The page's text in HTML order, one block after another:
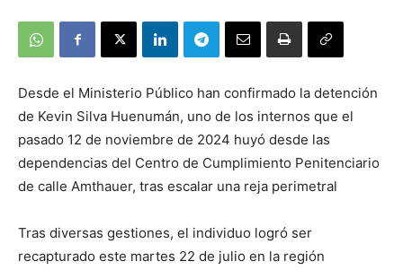
Desde el Ministerio Público han confirmado la detención
de Kevin Silva Huenumán, uno de los internos que el
pasado 12 de noviembre de 2024 huyó desde las
dependencias del Centro de Cumplimiento Penitenciario
de calle Amthauer, tras escalar una reja perimetral
Tras diversas gestiones, el individuo logró ser
recapturado este martes 22 de julio en la región